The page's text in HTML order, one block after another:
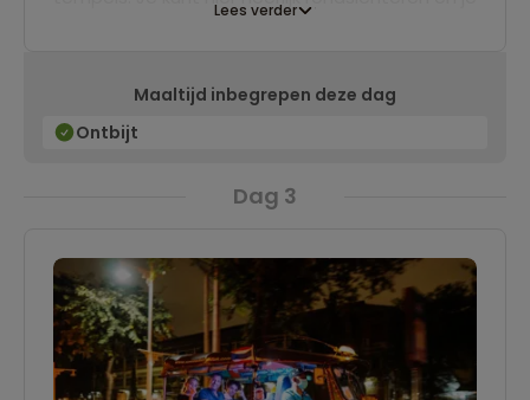
eens insecten willen eten? Dan is dit je kans! ‘s
Avonds is Bangkok zeer sfeervol met lichtjes,
Lees verder
Maaltijd inbegrepen deze dag
Ontbijt
Dag 3